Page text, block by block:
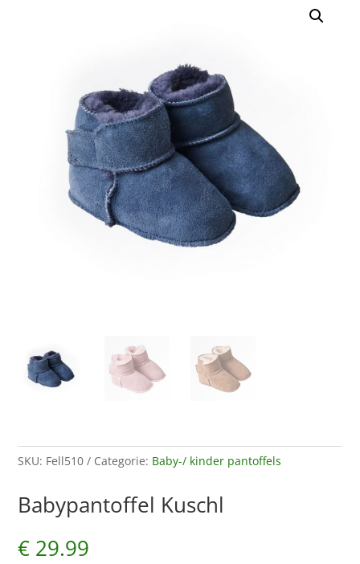
SKU: Fell510 Categorie: Baby-/ kinder pantoffels
Babypantoffel Kuschl
€ 29.99